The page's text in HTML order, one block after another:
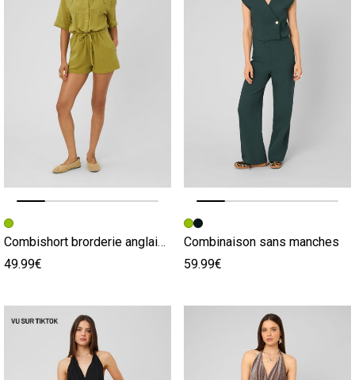
Image précédente
Image suivante
Combishort brorderie anglaise
49.99€
Image précédente
Image suivante
Combinaison sans manches
59.99€